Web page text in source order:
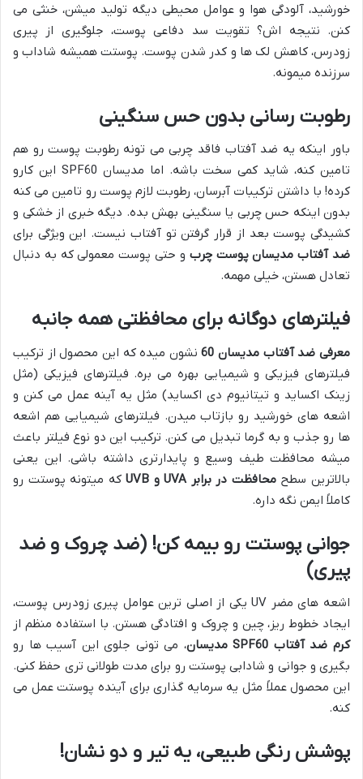
خورشید، آلودگی هوا و عوامل محیطی دیگه تولید میشن، خنثی می
کنن. نتیجه اش؟ تقویت سد دفاعی پوست، جلوگیری از پیری
زودرس، کاهش لک ها و کدر شدن پوست. پوستت همیشه شاداب و
سرزنده میمونه.
رطوبت رسانی بدون حس سنگینی
باور اینکه یه ضد آفتاب فاقد چربی می تونه رطوبت پوست رو هم
تامین کنه، شاید کمی سخت باشه. اما مدیسان SPF60 این کارو
کرده! با داشتن ترکیبات آبرسان، رطوبت لازم پوست رو تامین می کنه
بدون اینکه حس چربی یا سنگینی بهش بده. دیگه خبری از خشکی و
کشیدگی پوست بعد از قرار گرفتن تو آفتاب نیست. این ویژگی برای
ضد آفتاب مدیسان پوست چرب و حتی پوست معمولی که به دنبال
تعادل هستن، خیلی مهمه.
فیلترهای دوگانه برای محافظتی همه جانبه
معرفی ضد آفتاب مدیسان 60
نشون میده که این محصول از ترکیب
فیلترهای فیزیکی و شیمیایی بهره می بره. فیلترهای فیزیکی (مثل
زینک اکساید و تیتانیوم دی اکساید) مثل یه آینه عمل می کنن و
اشعه های خورشید رو بازتاب میدن. فیلترهای شیمیایی هم اشعه
ها رو جذب و به گرما تبدیل می کنن. ترکیب این دو نوع فیلتر باعث
میشه محافظت طیف وسیع و پایدارتری داشته باشی. این یعنی
بالاترین سطحمحافظت در برابر UVA و UVB
که میتونه پوستت رو
کاملاً ایمن نگه داره.
جوانی پوستت رو بیمه کن! (ضد چروک و ضد
پیری)
اشعه های مضر UV یکی از اصلی ترین عوامل پیری زودرس پوست،
ایجاد خطوط ریز، چین و چروک و افتادگی هستن. با استفاده منظم از
کرم ضد آفتاب SPF60 مدیسان
، می تونی جلوی این آسیب ها رو
بگیری و جوانی و شادابی پوستت رو برای مدت طولانی تری حفظ کنی.
این محصول عملاً مثل یه سرمایه گذاری برای آینده پوستت عمل می
کنه.
پوشش رنگی طبیعی، یه تیر و دو نشان!